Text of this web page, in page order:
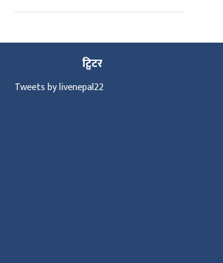
ट्विटर
Tweets by livenepal22